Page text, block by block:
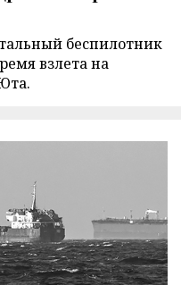
беспилотник
взлета на